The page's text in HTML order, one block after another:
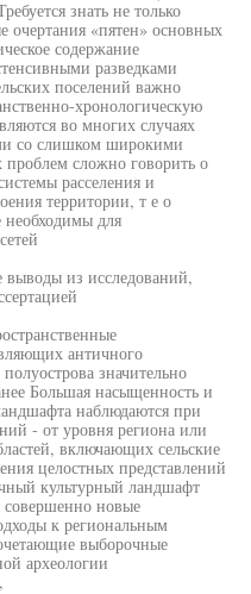
знать не только
очертания «пятен» основных
содержание
разведками
поселений важно
хронологическую
во многих случаях
со слишком широкими
проблем сложно говорить о
расселения и
территории, т е о
необходимы для
из исследований,
античного
значительно
Большая насыщенность и
наблюдаются при
- от уровня региона или
включающих сельские
целостных представлений
культурный ландшафт
совершенно новые
к региональным
выборочные
археологии